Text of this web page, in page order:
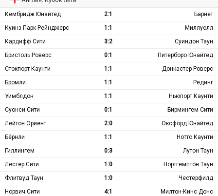
Кембридж Юнайтед 2:1
Барнет
Куинз Парк Рейнджерс
1:1
Миллуолл
Кардифф Сити
3:2
Суиндон Таун
Бристоль Роверс
0:1
Питерборо Юнайтед
Стокпорт Каунти
1:1
Донкастер Роверс
Бромли
1:1
Рединг
Уимблдон
1:1
Ньюпорт Каунти
Суонси Сити
0:1
Бирмингем Сити
Лейтон Ориент
2:0
Оксфорд Юнайтед
Бёрнли
1:1
Ноттс Каунти
Гиллингем
0:3
Лутон Таун
Лестер Сити
1:0
Нортгемптон Таун
Флитвуд Таун
1:0
Честерфилд
Норвич Сити
4:1
Милтон-Кинс Донс